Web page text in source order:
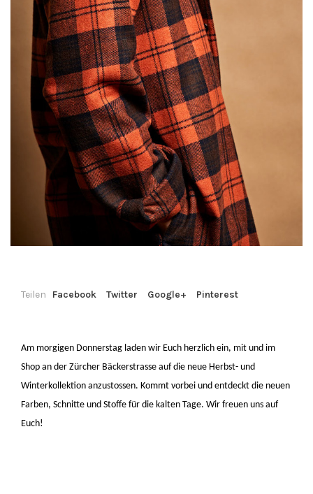
Teilen Facebook Twitter Google+ Pinterest
Am morgigen Donnerstag laden wir Euch herzlich ein, mit und im
Shop an der Zürcher Bäckerstrasse auf die neue Herbst- und
Winterkollektion anzustossen. Kommt vorbei und entdeckt die neuen
Farben, Schnitte und Stoffe für die kalten Tage. Wir freuen uns auf
Euch!